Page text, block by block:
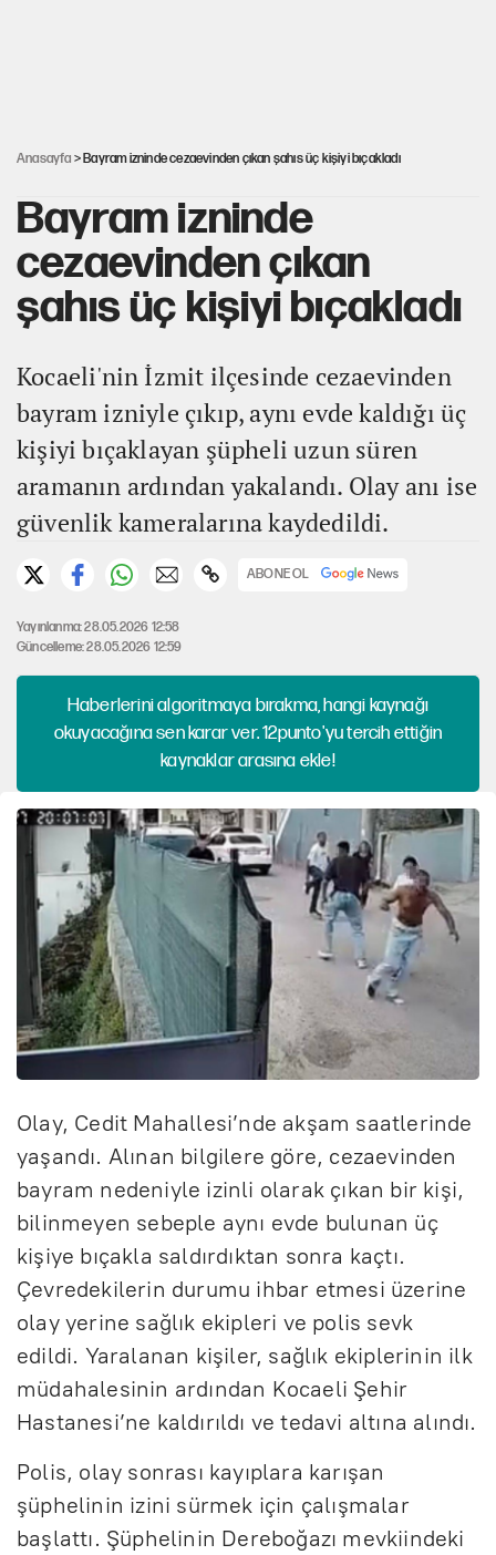
Anasayfa > Bayram izninde cezaevinden çıkan şahıs üç kişiyi bıçakladı
Bayram izninde
cezaevinden çıkan
şahıs üç kişiyi bıçakladı
Kocaeli'nin İzmit ilçesinde cezaevinden
bayram izniyle çıkıp, aynı evde kaldığı üç
kişiyi bıçaklayan şüpheli uzun süren
aramanın ardından yakalandı. Olay anı ise
güvenlik kameralarına kaydedildi.
ABONE OL
Yayınlanma: 28.05.2026 12:58
Güncelleme: 28.05.2026 12:59
Haberlerini algoritmaya bırakma, hangi kaynağı
okuyacağına sen karar ver. 12punto'yu tercih ettiğin
kaynaklar arasına ekle!
Olay, Cedit Mahallesi’nde akşam saatlerinde
yaşandı. Alınan bilgilere göre, cezaevinden
bayram nedeniyle izinli olarak çıkan bir kişi,
bilinmeyen sebeple aynı evde bulunan üç
kişiye bıçakla saldırdıktan sonra kaçtı.
Çevredekilerin durumu ihbar etmesi üzerine
olay yerine sağlık ekipleri ve polis sevk
edildi. Yaralanan kişiler, sağlık ekiplerinin ilk
müdahalesinin ardından Kocaeli Şehir
Hastanesi’ne kaldırıldı ve tedavi altına alındı.
Polis, olay sonrası kayıplara karışan
şüphelinin izini sürmek için çalışmalar
başlattı. Şüphelinin Dereboğazı mevkiindeki